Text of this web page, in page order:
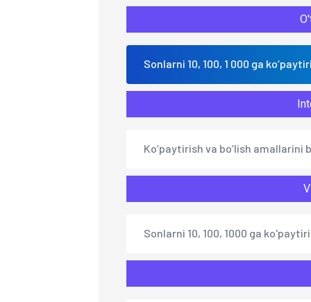
Sonlarni 10, 100, 1 000 ga
Ko‘paytirish va bo‘lish amallarini
Sonlarni 10, 100, 1000 ga